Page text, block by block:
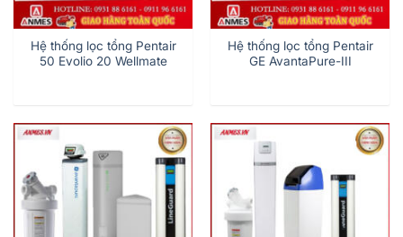
Hệ thống lọc tổng Pentair
50 Evolio 20 Wellmate
Hệ thống lọc tổng Pentair
GE AvantaPure-III